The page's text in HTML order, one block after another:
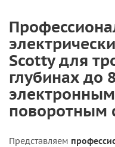
Scotty для
глубинах до
поворотным
Представляем